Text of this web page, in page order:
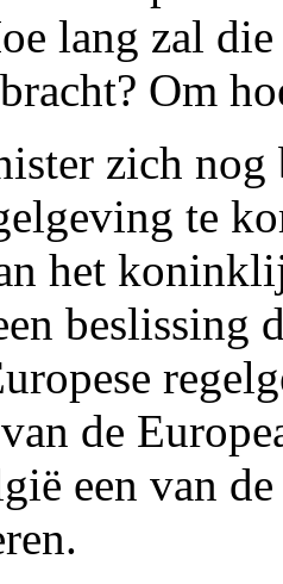
lang zal
Om
zich nog
te
het
de
een van